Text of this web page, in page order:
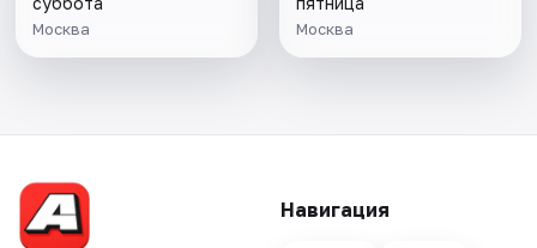
Москва Москва
Навигация